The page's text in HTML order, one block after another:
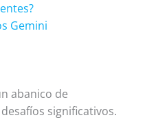
Gemini
abanico de
significativos.